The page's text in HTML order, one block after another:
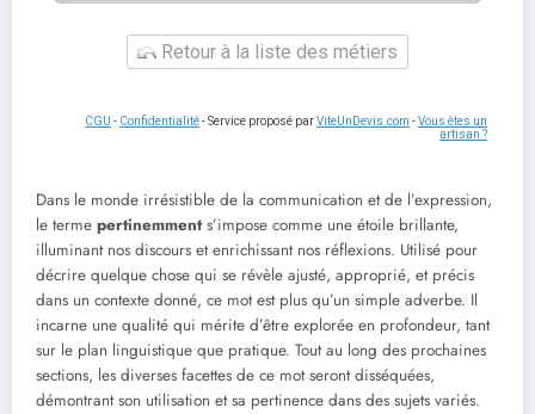
Retour à la liste des métiers
CGU - Confidentialité- Service proposé parViteUnDevis.com -Vous êtes un
artisan ?
Dans le monde irrésistible de la communication et de l’expression,
le terme pertinemments’impose comme une étoile brillante,
illuminant nos discours et enrichissant nos réflexions. Utilisé pour
décrire quelque chose qui se révèle ajusté, approprié, et précis
dans un contexte donné, ce mot est plus qu’un simple adverbe. Il
incarne une qualité qui mérite d’être explorée en profondeur, tant
sur le plan linguistique que pratique. Tout au long des prochaines
sections, les diverses facettes de ce mot seront disséquées,
démontrant son utilisation et sa pertinence dans des sujets variés.